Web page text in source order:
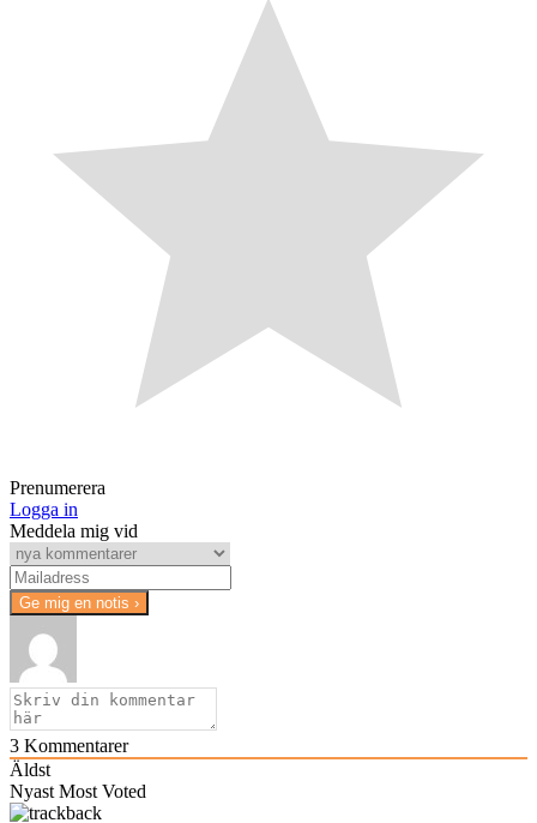
Prenumerera
Logga in
Meddela mig vid
3 Kommentarer
Äldst
Nyast Most Voted